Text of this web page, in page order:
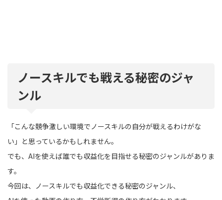
ノースキルでも戦える秘密のジャ
ンル
「こんな競争激しい環境でノースキルの自分が戦えるわけがな
い」と思っているかもしれません。
でも、AIを使えば誰でも収益化を目指せる秘密のジャンルがありま
す。
今回は、ノースキルでも収益化できる秘密のジャンル、